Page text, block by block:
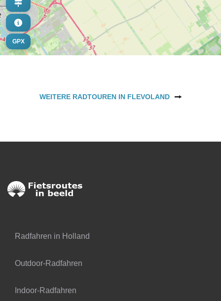
GPX
WEITERE RADTOUREN IN FLEVOLAND
Radfahren in Holland
Outdoor-Radfahren
Indoor-Radfahren